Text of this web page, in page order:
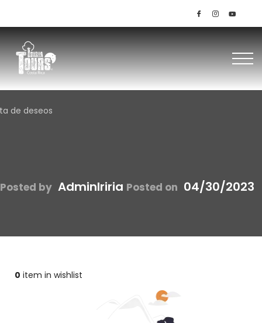
de deseos
Posted by AdminIriria Posted on 04/30/2023
0 item in wishlist